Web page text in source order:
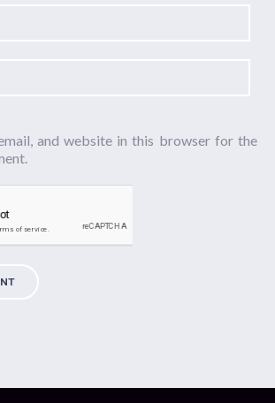
and website in this browser for the